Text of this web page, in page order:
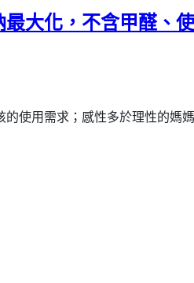
大化，不含甲醛、
使用需求；感性多於理性的媽